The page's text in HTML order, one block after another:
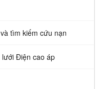
tìm kiếm cứu nạn
Điện cao áp